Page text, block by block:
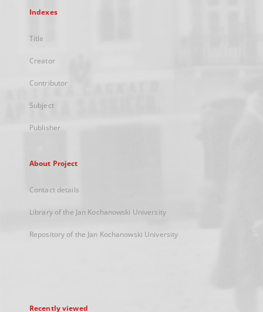
Indexes
Title
Creator
Contributor
Subject
Publisher
About Project
Contact details
Library of the Jan Kochanowski University
Repository of the Jan Kochanowski University
Recently viewed